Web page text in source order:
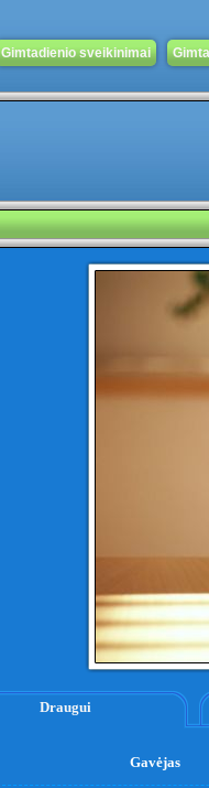
Gimtadienio sveikinimai
Draugui
Gavėjas